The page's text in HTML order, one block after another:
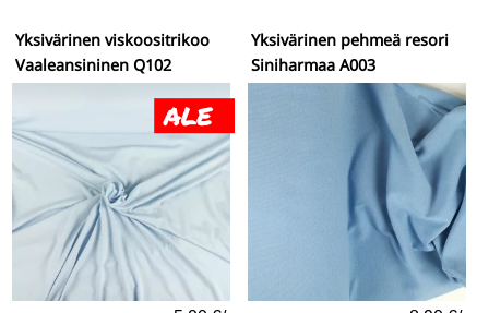
Yksivärinen viskoositrikoo
Vaaleansininen Q102
Yksivärinen pehmeä resori
Siniharmaa A003